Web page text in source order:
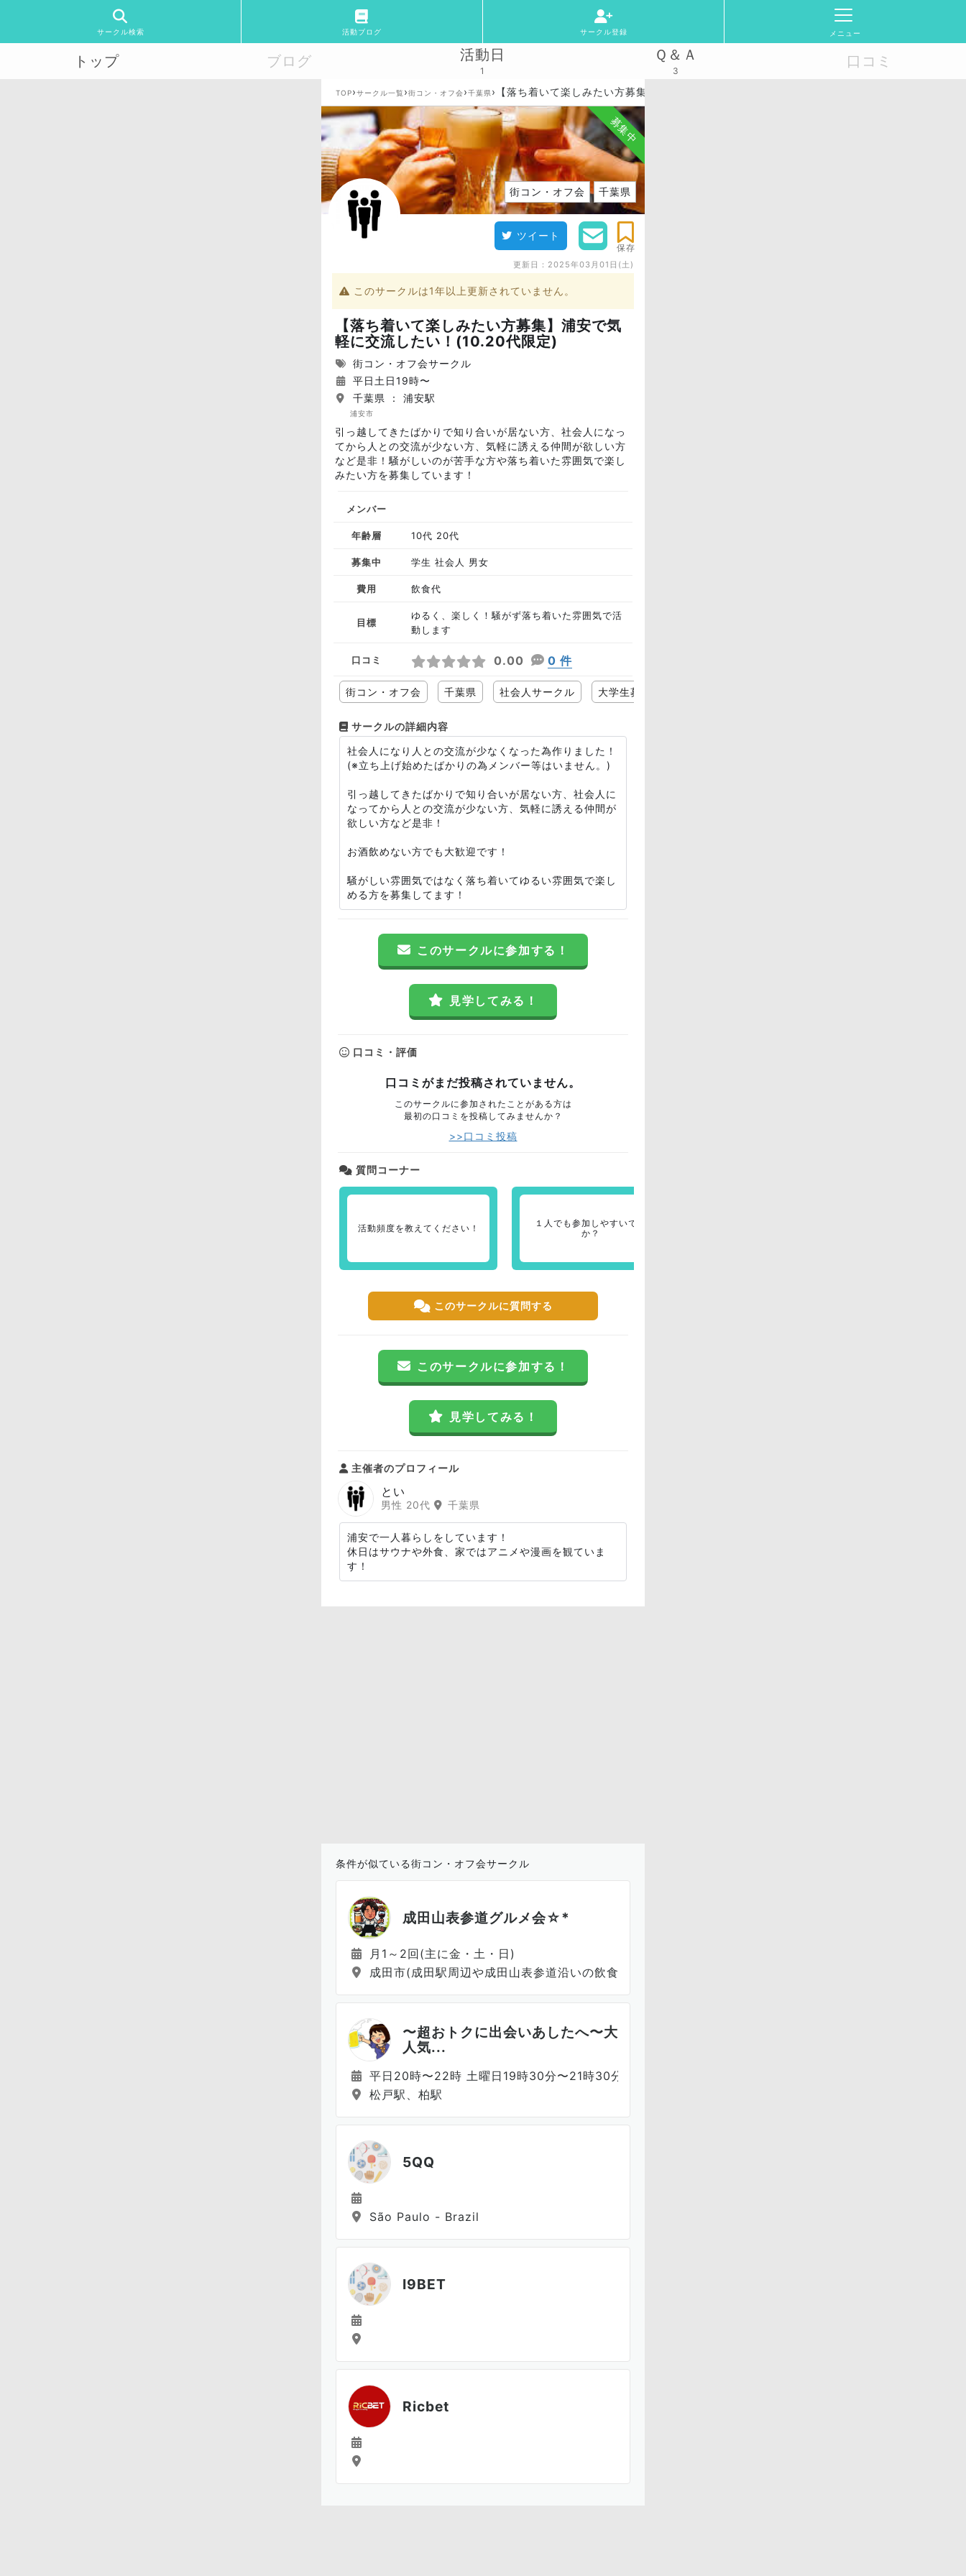
サークル検索 活動ブログ サークル登録 メニュー
トップ ブログ 活動日
1
Ｑ＆Ａ
3
口コミ
TOP›サークル一覧 ›街コン・オフ会›千葉県› 【落ち着いて楽しみたい方募集】浦安で気軽に交流したい！(10.20代限定)
募集中
街コン・オフ会 千葉県
ツイート
保存
更新日： 2025年03月01日(土)
このサークルは1年以上更新されていません。
【落ち着いて楽しみたい方募集】浦安で気
軽に交流したい！(10.20代限定)
街コン・オフ会サークル
平日土日19時〜
千葉県 ： 浦安駅
浦安市
引っ越してきたばかりで知り合いが居ない方、社会人になっ
てから人との交流が少ない方、気軽に誘える仲間が欲しい方
など是非！騒がしいのが苦手な方や落ち着いた雰囲気で楽し
みたい方を募集しています！
メンバー
年齢層 10代 20代
募集中 学生 社会人 男女
費用 飲食代
目標
ゆるく、楽しく！騒がず落ち着いた雰囲気で活
動します
口コミ 0.00 0 件
街コン・オフ会 千葉県 社会人サークル 大学生募集
サークルの詳細内容
社会人になり人との交流が少なくなった為作りました！
(※立ち上げ始めたばかりの為メンバー等はいません。)
引っ越してきたばかりで知り合いが居ない方、社会人に
なってから人との交流が少ない方、気軽に誘える仲間が
欲しい方など是非！
お酒飲めない方でも大歓迎です！
騒がしい雰囲気ではなく落ち着いてゆるい雰囲気で楽し
める方を募集してます！
このサークルに参加する！
見学してみる！
口コミ・評価
口コミがまだ投稿されていません。
このサークルに参加されたことがある方は
最初の口コミを投稿してみませんか？
>>口コミ投稿
質問コーナー
活動頻度を教えてください！
１人でも参加しやすいです
か？
このサークルに質問する
このサークルに参加する！
見学してみる！
主催者のプロフィール
とい
男性 20代 千葉県
浦安で一人暮らしをしています！
休日はサウナや外食、家ではアニメや漫画を観ていま
す！
条件が似ている街コン・オフ会サークル
成田山表参道グルメ会☆*
月1～2回(主に金・土・日)
成田市(成田駅周辺や成田山表参道沿いの飲食店)
〜超おトクに出会いあしたへ〜大
人気...
平日20時〜22時 土曜日19時30分〜21時30分 日曜日18時〜20時
松戸駅、柏駅
5QQ
São Paulo - Brazil
I9BET
Ricbet